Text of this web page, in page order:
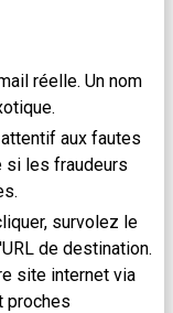
réelle. Un nom
aux fautes
si les fraudeurs
survolez le
de destination.
site internet via
proches